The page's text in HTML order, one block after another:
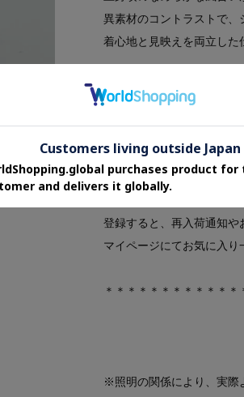
異素材のコントラストで、
着心地と見映えを両立した
モデル身長：170cm 着用サ
＊＊＊＊＊＊＊＊＊＊＊
気になるアイテムは【お気
気になるアイテムのペー
登録すると、再入荷通知や
マイページにてお気に入り
＊＊＊＊＊＊＊＊＊＊＊
※照明の関係により、実際